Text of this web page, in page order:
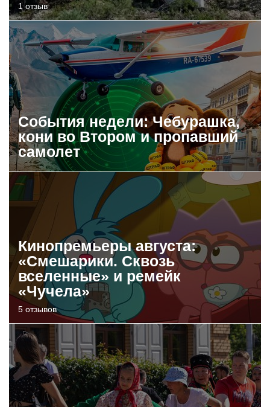
1 отзыв
События недели: Чебурашка,
кони во Втором и пропавший
самолет
Кинопремьеры августа:
«Смешарики. Сквозь
вселенные» и ремейк
«Чучела»
5 отзывов